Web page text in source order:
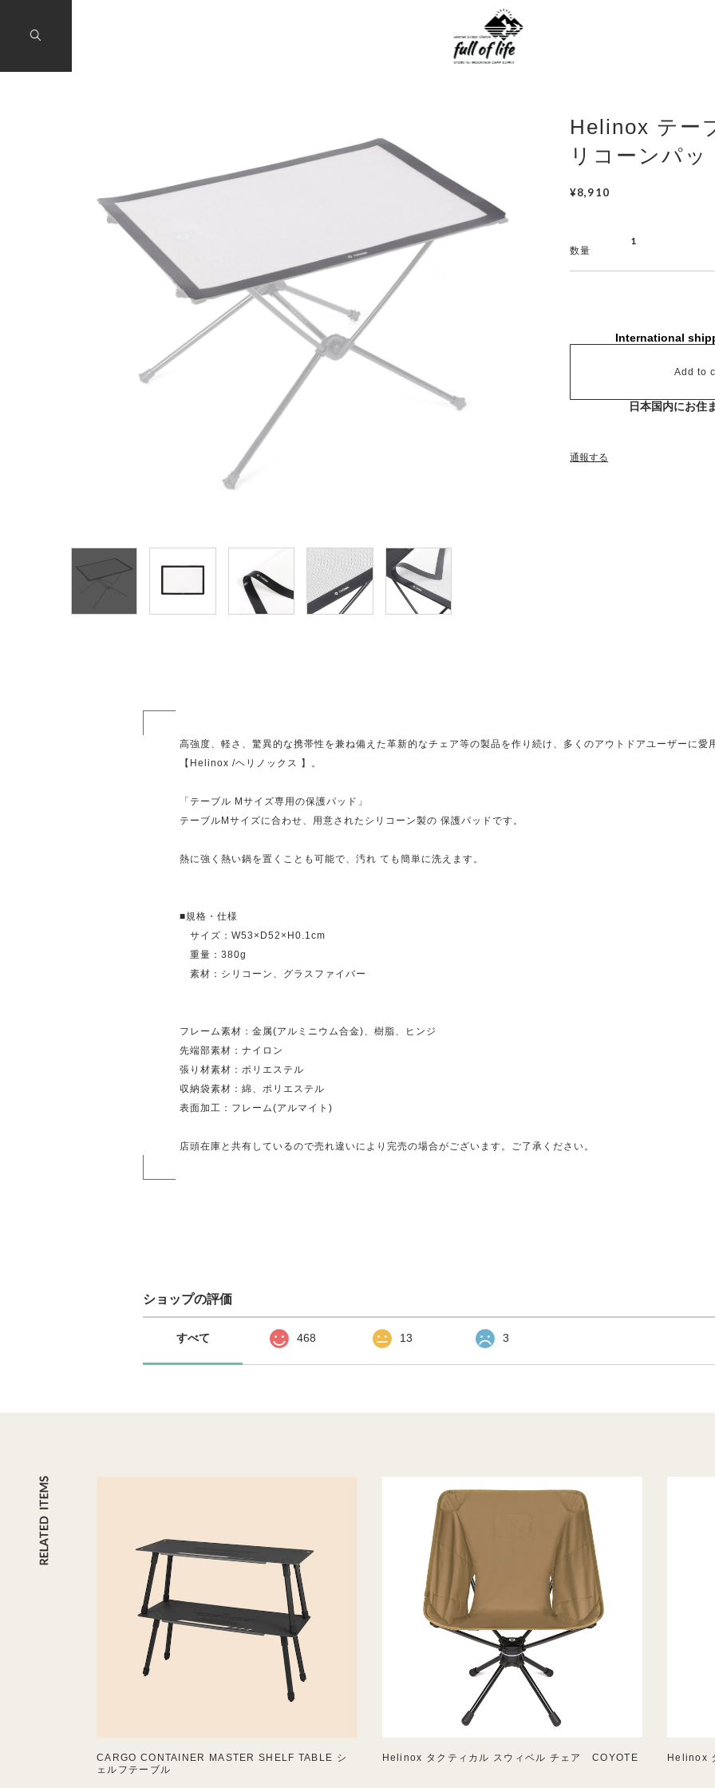
Helinox テー
リコーンパッ
¥8,910
数量
International
Add to
日本国内にお住
通報する
高強度、軽さ、驚異的な携帯性を兼ね備えた革新的なチェア等の製品を作り続け、多くのアウトドアユーザーに愛
【Helinox /ヘリノックス 】。
「テーブル Mサイズ専用の保護パッド」
テーブルMサイズに合わせ、用意されたシリコーン製の 保護パッドです。
熱に強く熱い鍋を置くことも可能で、汚れ ても簡単に洗えます。
■規格・仕様
サイズ：W53×D52×H0.1cm
重量：380g
素材：シリコーン、グラスファイバー
フレーム素材：金属(アルミニウム合金)、樹脂、ヒンジ
先端部素材：ナイロン
張り材素材：ポリエステル
収納袋素材：綿、ポリエステル
表面加工：フレーム(アルマイト)
店頭在庫と共有しているので売れ違いにより完売の場合がございます。ご了承ください。
ショップの評価
すべて 468 13 3
CARGO CONTAINER MASTER SHELF TABLE シ
ェルフテーブル
Helinox タクティカル スウィベル チェア COYOTE Helinox